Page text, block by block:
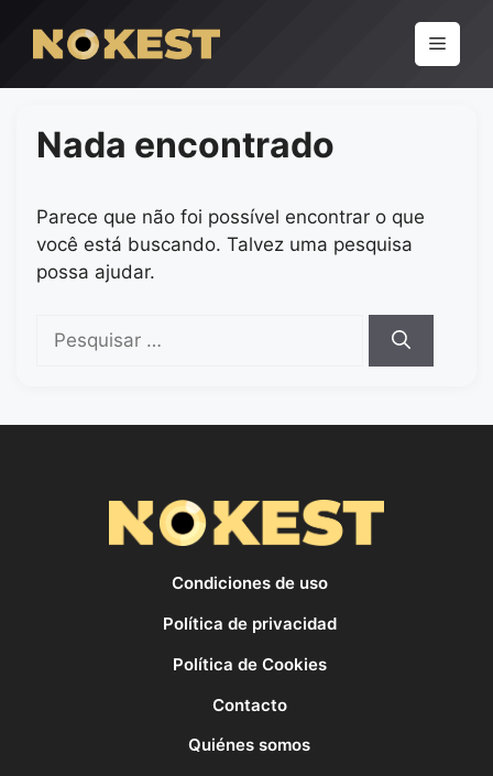
conteúdo
Menu
Nada encontrado
Parece que não foi possível encontrar o que
você está buscando. Talvez uma pesquisa
possa ajudar.
por:
Condiciones de uso
Política de privacidad
Política de Cookies
Contacto
Quiénes somos